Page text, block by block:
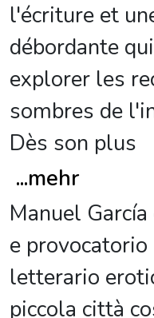
l'écriture et
débordante
explorer les
sombres de
Dès son plus
...mehr
Manuel
e
letterario
piccola città